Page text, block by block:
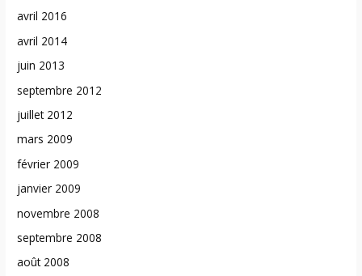
avril 2016
avril 2014
juin 2013
septembre 2012
juillet 2012
mars 2009
février 2009
janvier 2009
novembre 2008
septembre 2008
août 2008